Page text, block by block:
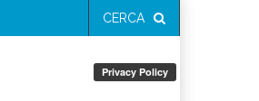
CERCA